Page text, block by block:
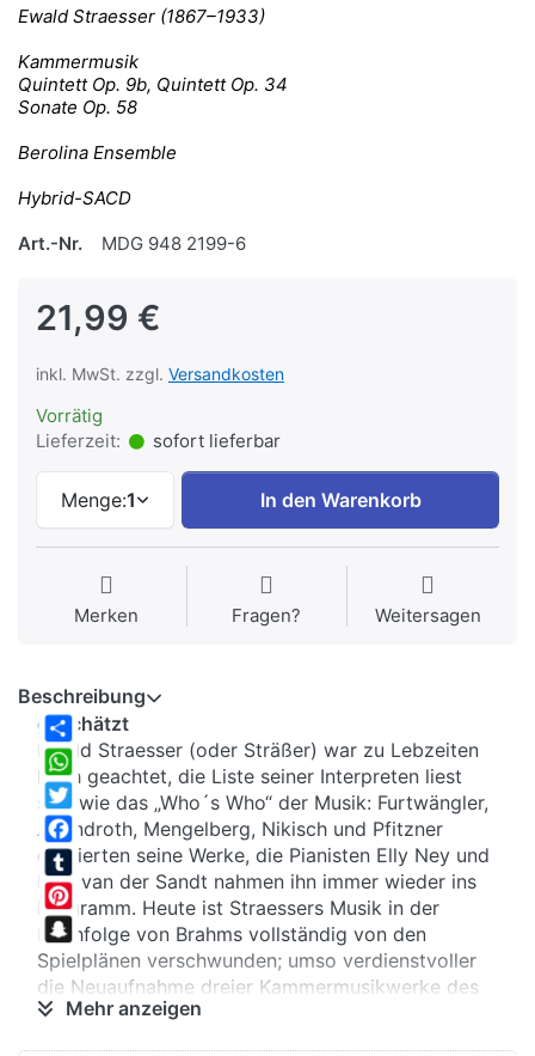
Ewald Straesser (1867–1933)
Kammermusik
Quintett Op. 9b, Quintett Op. 34
Sonate Op. 58
Berolina Ensemble
Hybrid-SACD
Art.-Nr.
MDG 948 2199-6
21,99 €
inkl. MwSt. zzgl. Versandkosten
Vorrätig
Lieferzeit:
sofort lieferbar
Menge:1 In den Warenkorb
Merken Fragen? Weitersagen
Share
WhatsApp
Twitter
Facebook
Tumblr
Pinterest
Snapchat
Beschreibung
geschätzt
Ewald Straesser (oder Sträßer) war zu Lebzeiten
hoch geachtet, die Liste seiner Interpreten liest
sich wie das „Who´s Who“ der Musik: Furtwängler,
Abendroth, Mengelberg, Nikisch und Pfitzner
dirigierten seine Werke, die Pianisten Elly Ney und
Max van der Sandt nahmen ihn immer wieder ins
Programm. Heute ist Straessers Musik in der
Nachfolge von Brahms vollständig von den
Spielplänen verschwunden; umso verdienstvoller
die Neuaufnahme dreier Kammermusikwerke des
gebürtigen Rheinländers durch das
Mehr anzeigen